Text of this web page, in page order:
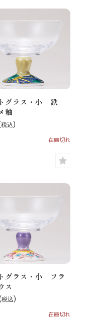
グラス・小 鉄
釉
込)
在庫切れ
グラス・小 フラ
ス
込)
在庫切れ